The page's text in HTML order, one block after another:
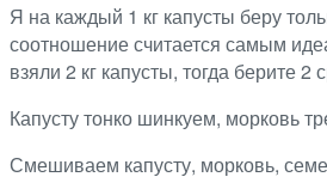
Я на каждый 1 кг капусты беру
соотношение считается самым
взяли 2 кг капусты, тогда берите 2
Капусту тонко шинкуем, морковь
Смешиваем капусту, морковь,